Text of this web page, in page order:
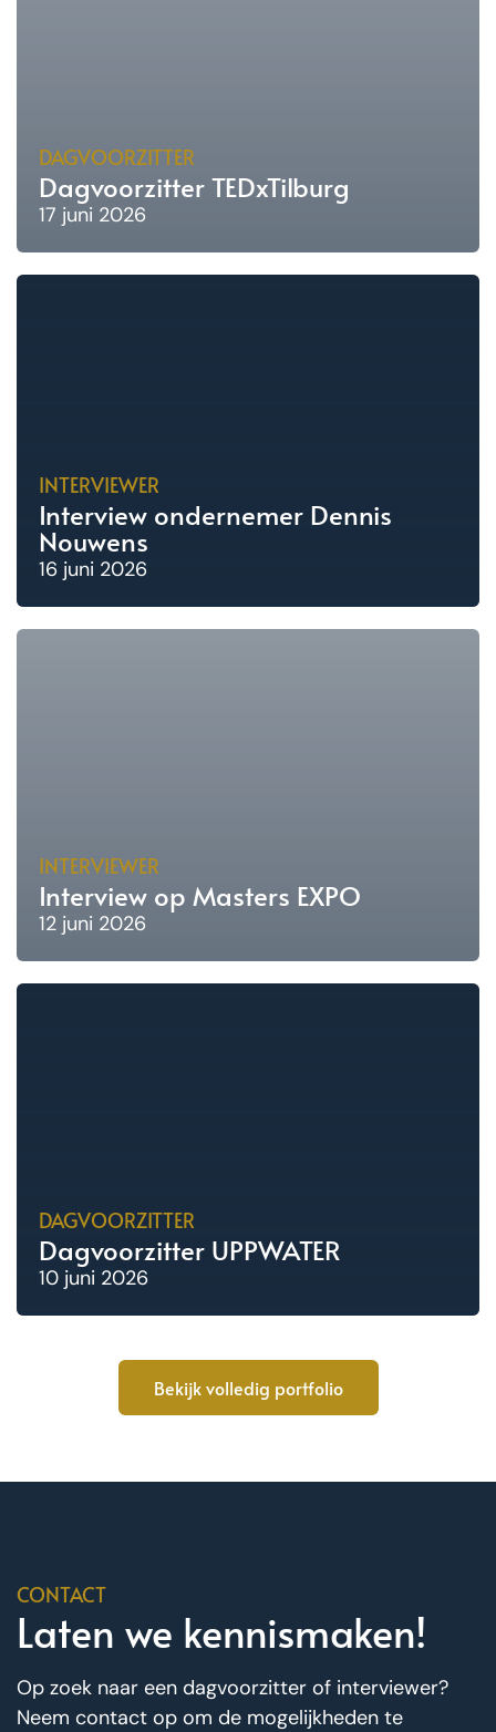
DAGVOORZITTER
Dagvoorzitter TEDxTilburg
17 juni 2026
INTERVIEWER
Interview ondernemer Dennis
Nouwens
16 juni 2026
INTERVIEWER
Interview op Masters EXPO
12 juni 2026
DAGVOORZITTER
Dagvoorzitter UPPWATER
10 juni 2026
Bekijk volledig portfolio
CONTACT
Laten we kennismaken!
Op zoek naar een dagvoorzitter of interviewer?
Neem contact op om de mogelijkheden te